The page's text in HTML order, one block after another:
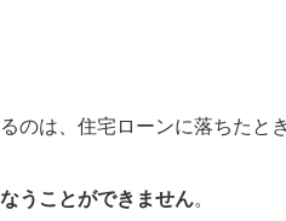
のは、住宅ローンに落ちたとき
うことができません。